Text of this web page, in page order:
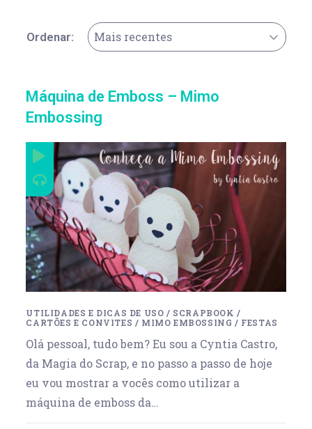
Ordenar: Mais recentes
Máquina de Emboss – Mimo
Embossing
UTILIDADES E DICAS DE USO / SCRAPBOOK /
CARTÕES E CONVITES / MIMO EMBOSSING / FESTAS
Olá pessoal, tudo bem? Eu sou a Cyntia Castro,
da Magia do Scrap, e no passo a passo de hoje
eu vou mostrar a vocês como utilizar a
máquina de emboss da…